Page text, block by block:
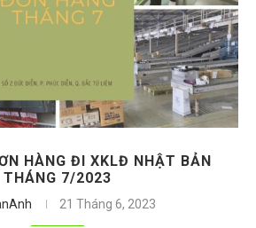
HÀNG ĐI XKLĐ NHẬT BẢN
THÁNG 7/2023
21 Tháng 6, 2023